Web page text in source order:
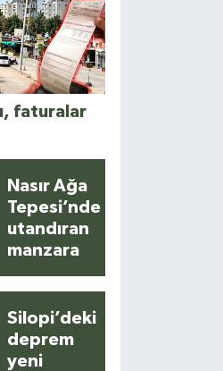
faturalar
Nasır Ağa
Tepesi’nde
utandıran
manzara
Silopi’deki
deprem
yeni